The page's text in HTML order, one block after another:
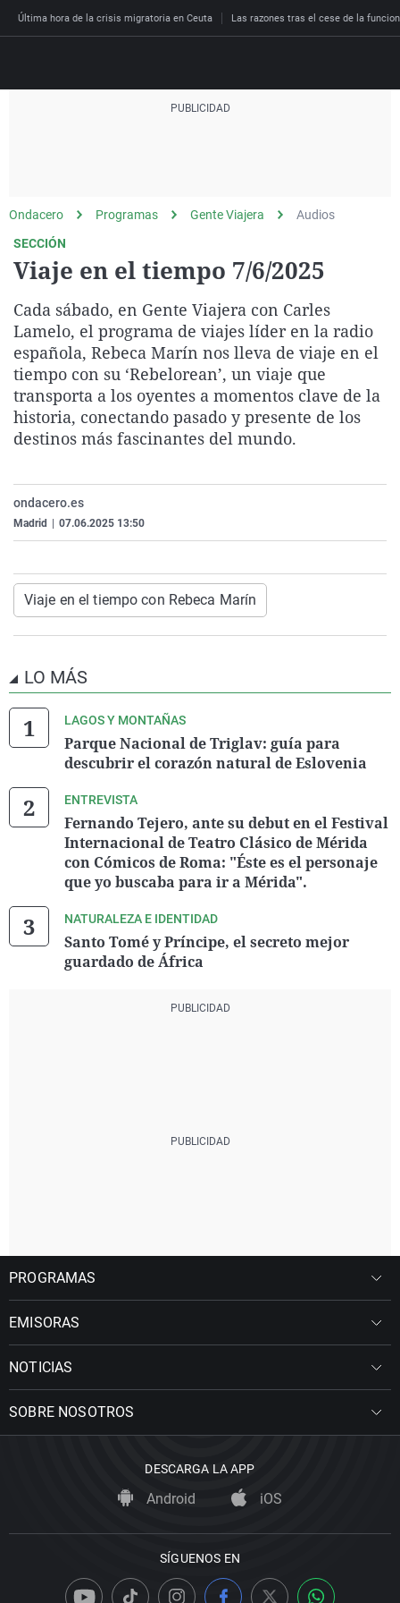
Última hora de la crisis migratoria en Ceuta Las razones tras el cese de la
Julia en la onda
Radioestadio
Radioestadio noche
El colegio invisible
La rosa de los vientos
Gente viajera
Expedientes del más
Invisibles
Prohibido morirse
Esto no ha pasado
Caso
Retornados
Baleares
Cataluña
Comunidad de Madrid
Comunitat Valenciana
Extremadura
Galicia
País Vasco
Economía
Deportes
Tenis
El tiempo
Más noticias
Salud
Ciencia y Tecnología
Gastronomía
Medio ambiente
Virales
Televisión
Ondacero Programas Gente Viajera
Audios
SECCIÓN
Viaje en el tiempo 7/6/2025
Cada sábado, en Gente Viajera con Carles
Lamelo, el programa de viajes líder en la radio
española, Rebeca Marín nos lleva de viaje en el
tiempo con su ‘Rebelorean’, un viaje que
transporta a los oyentes a momentos clave de la
historia, conectando pasado y presente de los
destinos más fascinantes del mundo.
ondacero.es
Madrid 07.06.2025 13:50
Viaje en el tiempo con Rebeca Marín
LO MÁS
LAGOS Y MONTAÑAS
Parque Nacional de Triglav: guía para
descubrir el corazón natural de Eslovenia
ENTREVISTA
Fernando Tejero, ante su debut en el Festival
Internacional de Teatro Clásico de Mérida
con Cómicos de Roma: "Éste es el personaje
que yo buscaba para ir a Mérida".
NATURALEZA E IDENTIDAD
Santo Tomé y Príncipe, el secreto mejor
guardado de África
PROGRAMAS
EMISORAS
NOTICIAS
SOBRE NOSOTROS
DESCARGA LA APP
Android iOS
SÍGUENOS EN